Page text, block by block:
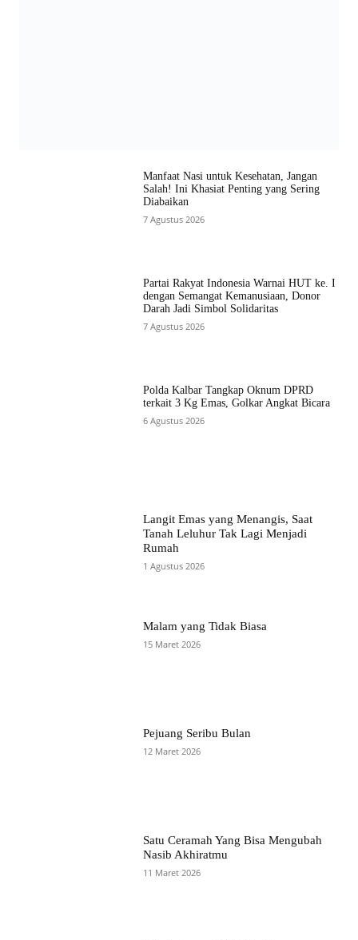
Manfaat Nasi untuk Kesehatan, Jangan
Salah! Ini Khasiat Penting yang Sering
Diabaikan
7 Agustus 2026
Partai Rakyat Indonesia Warnai HUT ke. I
dengan Semangat Kemanusiaan, Donor
Darah Jadi Simbol Solidaritas
7 Agustus 2026
Polda Kalbar Tangkap Oknum DPRD
terkait 3 Kg Emas, Golkar Angkat Bicara
6 Agustus 2026
Langit Emas yang Menangis, Saat
Tanah Leluhur Tak Lagi Menjadi
Rumah
1 Agustus 2026
Malam yang Tidak Biasa
15 Maret 2026
Pejuang Seribu Bulan
12 Maret 2026
Satu Ceramah Yang Bisa Mengubah
Nasib Akhiratmu
11 Maret 2026